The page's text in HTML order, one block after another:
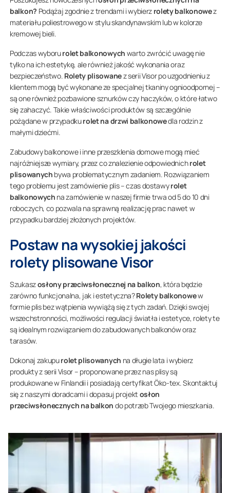
balkon? Podążaj zgodnie z trendami i wybierz rolety balkonowez
materiału poliestrowego w stylu skandynawskim lub w kolorze
kremowej bieli.
Podczas wyborurolet balkonowych warto zwrócić uwagę nie
tylko na ich estetykę, ale również jakość wykonania oraz
bezpieczeństwo. Rolety plisowanez serii Visor po uzgodnieniu z
klientem mogą być wykonane ze specjalnej tkaniny ognioodpornej –
są one również pozbawione sznurków czy haczyków, o które łatwo
się zahaczyć. Takie właściwości produktów są szczególnie
pożądane w przypadkurolet na drzwi balkonowedla rodzin z
małymi dziećmi.
Zabudowy balkonowe i inne przeszklenia domowe mogą mieć
najróżniejsze wymiary, przez co znalezienie odpowiednichrolet
plisowanych bywa problematycznym zadaniem. Rozwiązaniem
tego problemu jest zamówienie plis – czas dostawyrolet
balkonowych na zamówienie w naszej firmie trwa od 5 do 10 dni
roboczych, co pozwala na sprawną realizację prac nawet w
przypadku bardziej złożonych projektów.
Postaw na wysokiej jakości
rolety plisowane Visor
Szukaszosłony przeciwsłonecznej na balkon, która będzie
zarówno funkcjonalna, jak i estetyczna?Rolety balkonowew
formie plis bez wątpienia wywiążą się z tych zadań. Dzięki swojej
wszechstronności, możliwości regulacji światła i estetyce, rolety te
są idealnym rozwiązaniem do zabudowanych balkonów oraz
tarasów.
Dokonaj zakupurolet plisowanych na długie lata i wybierz
produkty z serii Visor – proponowane przez nas plisy są
produkowane w Finlandii i posiadają certyfikat Öko-tex. Skontaktuj
się z naszymi doradcami i dopasuj projekt osłon
przeciwsłonecznych na balkon do potrzeb Twojego mieszkania.